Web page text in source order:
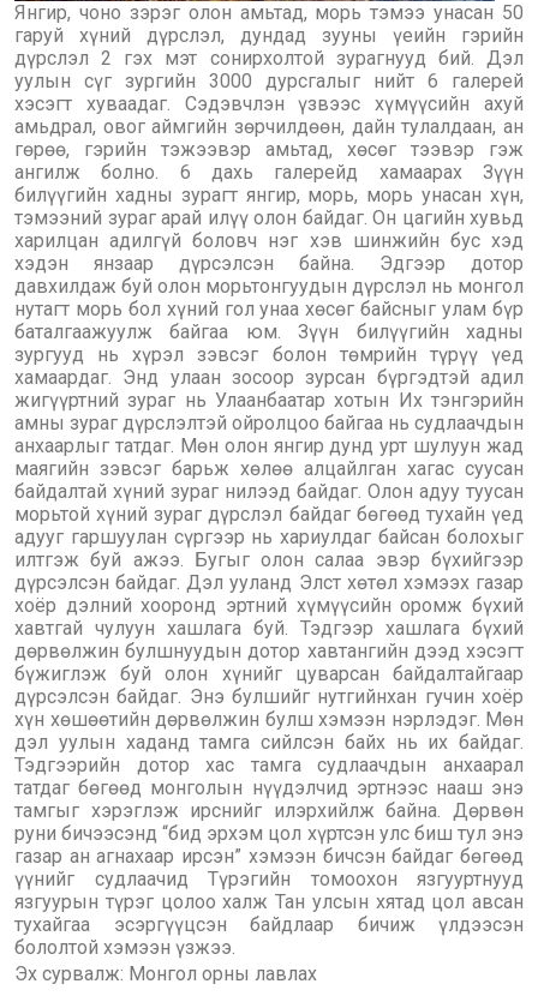
Янгир, чоно зэрэг олон амьтад, морь тэмээ унасан 50
гаруй хүний дүрслэл, дундад зууны үеийн гэрийн
дүрслэл 2 гэх мэт сонирхолтой зурагнууд бий. Дэл
уулын сүг зургийн 3000 дурсгалыг нийт 6 галерей
хэсэгт хуваадаг. Сэдэвчлэн үзвээс хүмүүсийн ахуй
амьдрал, овог аймгийн зөрчилдөөн, дайн тулалдаан, ан
гөрөө, гэрийн тэжээвэр амьтад, хөсөг тээвэр гэж
ангилж болно. 6 дахь галерейд хамаарах Зүүн
билүүгийн хадны зурагт янгир, морь, морь унасан хүн,
тэмээний зураг арай илүү олон байдаг. Он цагийн хувьд
харилцан адилгүй боловч нэг хэв шинжийн бус хэд
хэдэн янзаар дүрсэлсэн байна. Эдгээр дотор
давхилдаж буй олон морьтонгуудын дүрслэл нь монгол
нутагт морь бол хүний гол унаа хөсөг байсныг улам бүр
баталгаажуулж байгаа юм. Зүүн билүүгийн хадны
зургууд нь хүрэл зэвсэг болон төмрийн түрүү үед
хамаардаг. Энд улаан зосоор зурсан бүргэдтэй адил
жигүүртний зураг нь Улаанбаатар хотын Их тэнгэрийн
амны зураг дүрслэлтэй ойролцоо байгаа нь судлаачдын
анхаарлыг татдаг. Мөн олон янгир дунд урт шулуун жад
маягийн зэвсэг барьж хөлөө алцайлган хагас суусан
байдалтай хүний зураг нилээд байдаг. Олон адуу туусан
морьтой хүний зураг дүрслэл байдаг бөгөөд тухайн үед
адууг гаршуулан сүргээр нь хариулдаг байсан болохыг
илтгэж буй ажээ. Бугыг олон салаа эвэр бүхийгээр
дүрсэлсэн байдаг. Дэл ууланд Элст хөтөл хэмээх газар
хоёр дэлний хооронд эртний хүмүүсийн оромж бүхий
хавтгай чулуун хашлага буй. Тэдгээр хашлага бүхий
дөрвөлжин булшнуудын дотор хавтангийн дээд хэсэгт
бүжиглэж буй олон хүнийг цуварсан байдалтайгаар
дүрсэлсэн байдаг. Энэ булшийг нутгийнхан гучин хоёр
хүн хөшөөтийн дөрвөлжин булш хэмээн нэрлэдэг. Мөн
дэл уулын хаданд тамга сийлсэн байх нь их байдаг.
Тэдгээрийн дотор хас тамга судлаачдын анхаарал
татдаг бөгөөд монголын нүүдэлчид эртнээс нааш энэ
тамгыг хэрэглэж ирснийг илэрхийлж байна. Дөрвөн
руни бичээсэнд “бид эрхэм цол хүртсэн улс биш тул энэ
газар ан агнахаар ирсэн” хэмээн бичсэн байдаг бөгөөд
үүнийг судлаачид Түрэгийн томоохон язгууртнууд
язгуурын түрэг цолоо халж Тан улсын хятад цол авсан
тухайгаа эсэргүүцсэн байдлаар бичиж үлдээсэн
бололтой хэмээн үзжээ.
Эх сурвалж: Монгол орны лавлах